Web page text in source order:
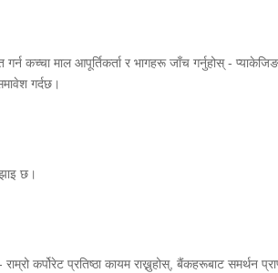
कच्चा माल आपूर्तिकर्ता र भागहरू जाँच गर्नुहोस् -
गर्दछ।
छ।
कर्पोरेट प्रतिष्ठा कायम राख्नुहोस्, बैंकहरूबाट समर्थन